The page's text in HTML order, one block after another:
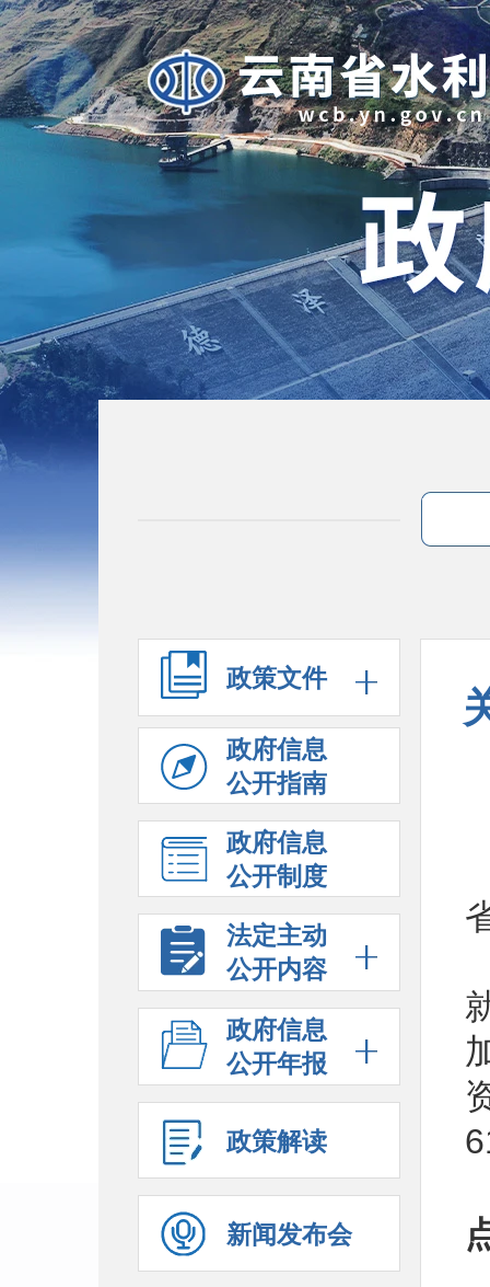
政策文件
政府信息
公开指南
政府信息
公开制度
法定主动
公开内容
政府信息
公开年报
政策解读
新闻发布会